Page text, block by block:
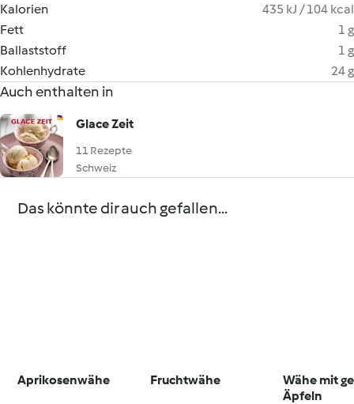
Kalorien
435 kJ / 104 kcal
Fett
1 g
Ballaststoff
1 g
Kohlenhydrate
24 g
Auch enthalten in
Glace Zeit
11 Rezepte
Schweiz
Das könnte dir auch gefallen...
Aprikosenwähe Fruchtwähe
Wähe mit
Äpfeln